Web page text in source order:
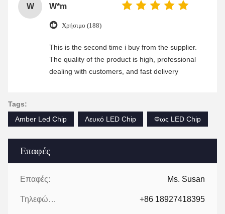
Επαφές
Επαφές: Ms. Susan
Τηλεφώνημα: +86 18927418395
W W*m
Χρήσιμο (188)
This is the second time i buy from the supplier.
The quality of the product is high, professional
dealing with customers, and fast delivery
Tags:
Amber Led Chip
Λευκό LED Chip Φως LED Chip